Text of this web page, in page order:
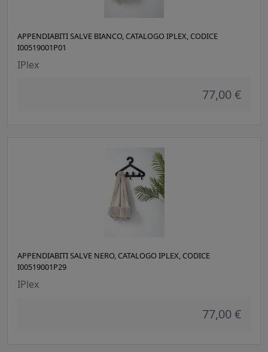
APPENDIABITI SALVE BIANCO, CATALOGO IPLEX, CODICE
I00519001P01
IPlex
77,00 €
APPENDIABITI SALVE NERO, CATALOGO IPLEX, CODICE
I00519001P29
IPlex
77,00 €